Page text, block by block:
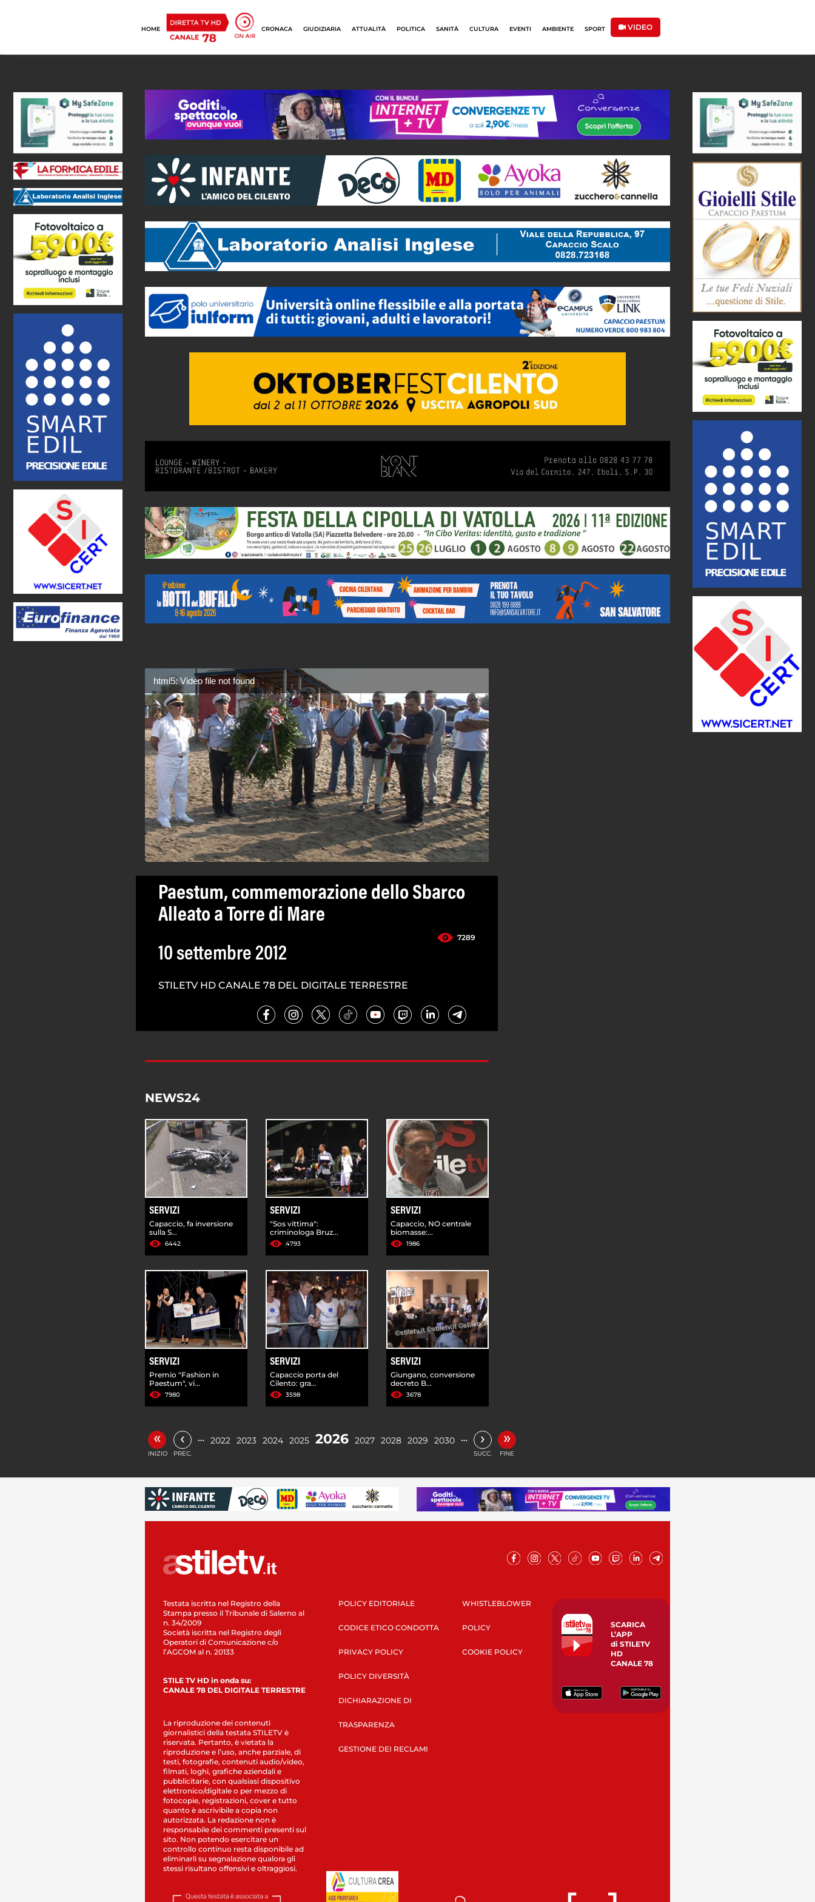
HOME CRONACA GIUDIZIARIA ATTUALITÀ POLITICA SANITÀ CULTURA EVENTI AMBIENTE SPORT VIDEO
html5: Video file not found
Paestum, commemorazione dello Sbarco
Alleato a Torre di Mare
7289
10 settembre 2012
STILETV HD CANALE 78 DEL DIGITALE TERRESTRE
NEWS24
SERVIZI
Capaccio, fa inversione
sulla S...
6442
SERVIZI
"Sos vittima":
criminologa Bruz...
4793
SERVIZI
Capaccio, NO centrale
biomasse:...
1986
SERVIZI
Premio "Fashion in
Paestum", vi...
7980
SERVIZI
Capaccio porta del
Cilento: gra...
3598
SERVIZI
Giungano, conversione
decreto B...
3678
«
INIZIO
‹
PREC.
… 2022 2023 2024 2025 2026 2027 2028 2029 2030 … ›
SUCC.
»
FINE
Testata iscritta nel Registro della
Stampa presso il Tribunale di Salerno al
n. 34/2009
Società iscritta nel Registro degli
Operatori di Comunicazione c/o
l’AGCOM al n. 20133
STILE TV HD in onda su:
CANALE 78 DEL DIGITALE TERRESTRE
La riproduzione dei contenuti
giornalistici della testata STILETV è
riservata. Pertanto, è vietata la
riproduzione e l’uso, anche parziale, di
testi, fotografie, contenuti audio/video,
filmati, loghi, grafiche aziendali e
pubblicitarie, con qualsiasi dispositivo
elettronico/digitale o per mezzo di
fotocopie, registrazioni, cover e tutto
quanto è ascrivibile a copia non
autorizzata. La redazione non è
responsabile dei commenti presenti sul
sito. Non potendo esercitare un
controllo continuo resta disponibile ad
eliminarli su segnalazione qualora gli
stessi risultano offensivi e oltraggiosi.
POLICY EDITORIALE
CODICE ETICO CONDOTTA
PRIVACY POLICY
POLICY DIVERSITÀ
DICHIARAZIONE DI
TRASPARENZA
GESTIONE DEI RECLAMI
WHISTLEBLOWER
POLICY
COOKIE POLICY
SCARICA
L’APP
di STILETV
HD
CANALE 78